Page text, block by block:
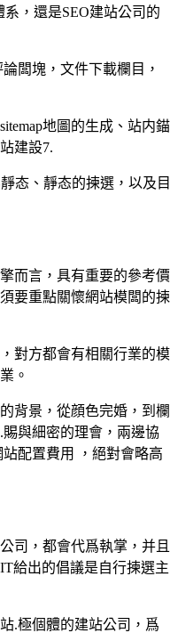
，還是SEO建站公司的
闆塊，文件下載欄目，
地圖的生成、站内錨
建設7.
态、靜态的揀選，以及目
而言，具有重要的參考價
要重點關懷網站模闆的揀
對方都會有相關行業的模
。
背景，從顔色完婚，到欄
與細密的理會，兩邊協
配置費用 ，絕對會略高
司，都會代爲執掌，并且
給出的倡議是自行揀選主
.極個體的建站公司，爲